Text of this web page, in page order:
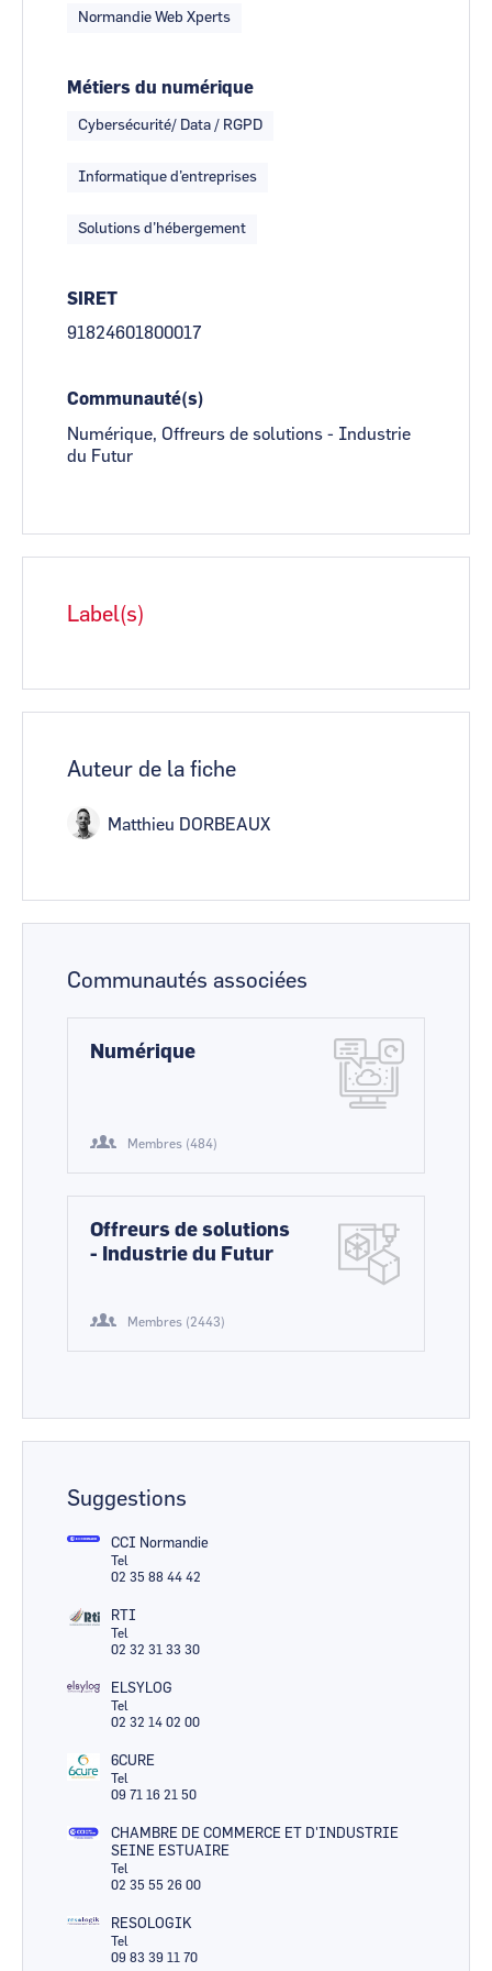
Normandie Web Xperts
Métiers du numérique
Cybersécurité/ Data / RGPD
Informatique d’entreprises
Solutions d’hébergement
SIRET
91824601800017
Communauté(s)
Numérique, Offreurs de solutions - Industrie
du Futur
Label(s)
Auteur de la fiche
Matthieu DORBEAUX
Communautés associées
Numérique
Membres (484)
Offreurs de solutions
- Industrie du Futur
Membres (2443)
Suggestions
CCI Normandie
Tel
02 35 88 44 42
RTI
Tel
02 32 31 33 30
ELSYLOG
Tel
02 32 14 02 00
6CURE
Tel
09 71 16 21 50
CHAMBRE DE COMMERCE ET D'INDUSTRIE
SEINE ESTUAIRE
Tel
02 35 55 26 00
RESOLOGIK
Tel
09 83 39 11 70